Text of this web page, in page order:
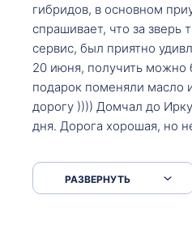
гибридов, в основном
спрашивает, что за зверь
сервис, был приятно
20 июня, получить можно
подарок поменяли масло
дорогу )))) Домчал до
дня. Дорога хорошая, но
серпантинах по пути
РАЗВЕРНУТЬ